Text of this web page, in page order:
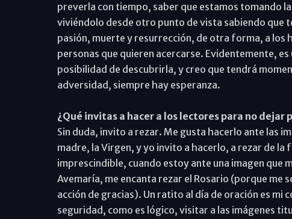
preverla con tiempo, saber que estamos tomando
viviéndolo desde otro punto de vista sabiendo que
pasión, muerte y resurrección, de otra forma, a los
personas que quieren acercarse. Evidentemente,
posibilidad de descubrirla, y creo que tendrá
adversidad, siempre hay esperanza.
¿Qué invitas a hacer a los lectores para no dejar
Sin duda, invito a rezar. Me gusta hacerlo ante las
madre, la Virgen, y yo invito a hacerlo, a rezar de la
imprescindible, cuando estoy ante una imagen que
Avemaría, me encanta rezar el Rosario (porque me
acción de gracias). Un ratito al día de oración es mi
seguridad, como es lógico, visitar a las imágenes